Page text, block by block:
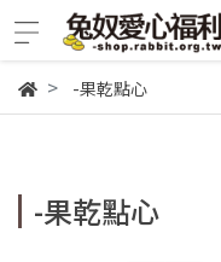
-果乾點心
-果乾點心